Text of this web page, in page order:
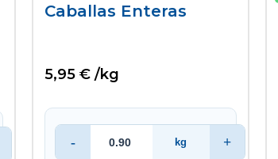
Caballas Enteras
5,95 € /kg
- kg +